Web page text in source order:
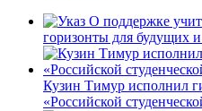
горизонты для будущих
Кузин Тимур исполнил
«Российской